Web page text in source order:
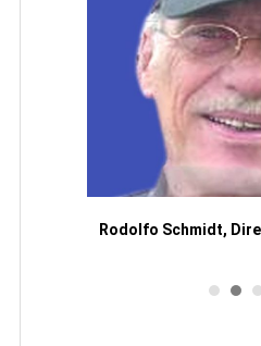
Rodolfo Schmidt,